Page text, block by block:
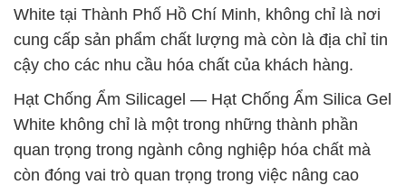
White tại Thành Phố Hồ Chí Minh, không chỉ là nơi
cung cấp sản phẩm chất lượng mà còn là địa chỉ tin
cậy cho các nhu cầu hóa chất của khách hàng.
Hạt Chống Ẩm Silicagel — Hạt Chống Ẩm Silica Gel
White không chỉ là một trong những thành phần
quan trọng trong ngành công nghiệp hóa chất mà
còn đóng vai trò quan trọng trong việc nâng cao